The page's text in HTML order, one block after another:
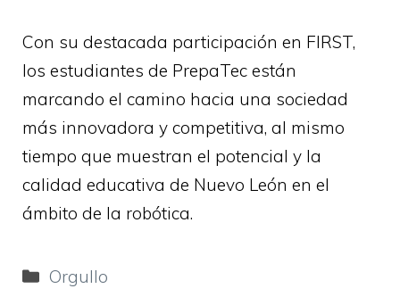
Con su destacada participación en FIRST,
los estudiantes de PrepaTec están
marcando el camino hacia una sociedad
más innovadora y competitiva, al mismo
tiempo que muestran el potencial y la
calidad educativa de Nuevo León en el
ámbito de la robótica.
Categorías
Orgullo